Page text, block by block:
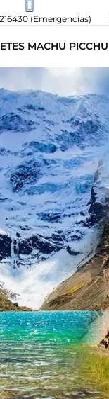
(Emergencias)
MACHU PICCHU